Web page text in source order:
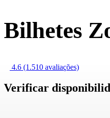
Bilhetes
4.6 (1.510 avaliações)
Verificar